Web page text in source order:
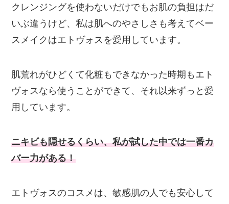
クレンジングを使わないだけでもお肌の負担はだ
いぶ違うけど、私は肌へのやさしさも考えてベー
スメイクはエトヴォスを愛用しています。
肌荒れがひどくて化粧もできなかった時期もエト
ヴォスなら使うことができて、それ以来ずっと愛
用しています。
ニキビも隠せるくらい、私が試した中では一番カ
バー力がある！
エトヴォスのコスメは、敏感肌の人でも安心して